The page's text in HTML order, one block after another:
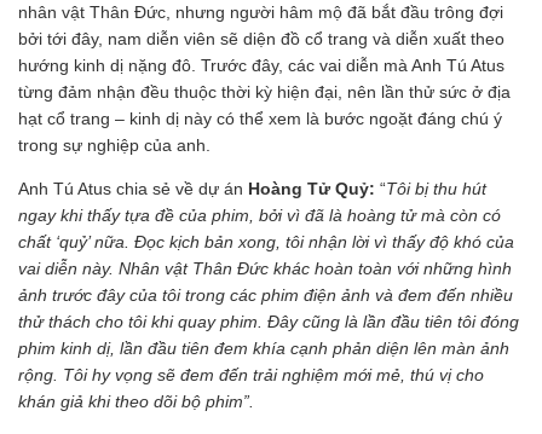
nhân vật Thân Đức, nhưng người hâm mộ đã bắt đầu trông đợi
bởi tới đây, nam diễn viên sẽ diện đồ cổ trang và diễn xuất theo
hướng kinh dị nặng đô. Trước đây, các vai diễn mà Anh Tú Atus
từng đảm nhận đều thuộc thời kỳ hiện đại, nên lần thử sức ở địa
hạt cổ trang – kinh dị này có thể xem là bước ngoặt đáng chú ý
trong sự nghiệp của anh.
Anh Tú Atus chia sẻ về dự án Hoàng Tử Quỷ: “Tôi bị thu hút
ngay khi thấy tựa đề của phim, bởi vì đã là hoàng tử mà còn có
chất ‘quỷ’ nữa. Đọc kịch bản xong, tôi nhận lời vì thấy độ khó của
vai diễn này. Nhân vật Thân Đức khác hoàn toàn với những hình
ảnh trước đây của tôi trong các phim điện ảnh và đem đến nhiều
thử thách cho tôi khi quay phim. Đây cũng là lần đầu tiên tôi đóng
phim kinh dị, lần đầu tiên đem khía cạnh phản diện lên màn ảnh
rộng. Tôi hy vọng sẽ đem đến trải nghiệm mới mẻ, thú vị cho
khán giả khi theo dõi bộ phim”.